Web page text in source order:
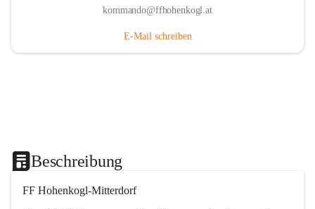
kommando@ffhohenkogl.at
E-Mail schreiben
Beschreibung
FF Hohenkogl-Mitterdorf